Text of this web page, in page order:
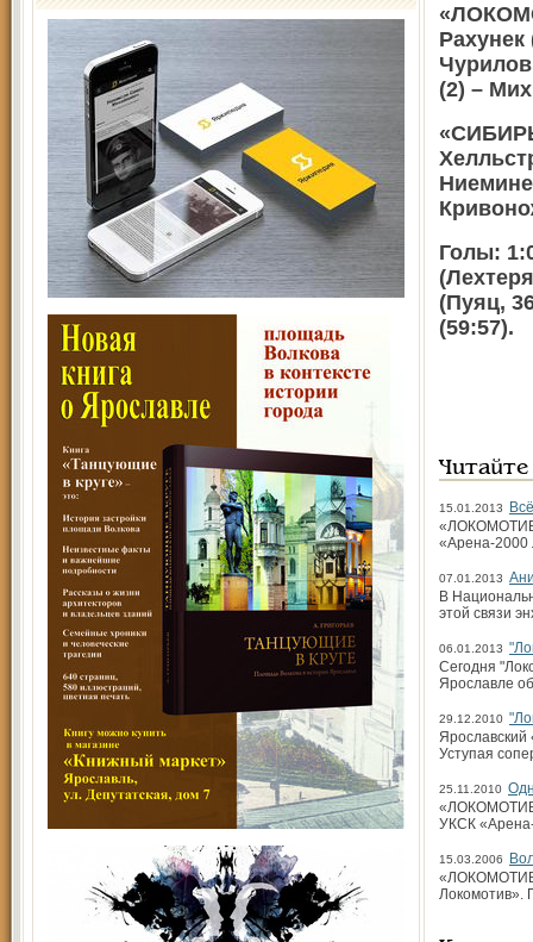
(2) –
Голы:
(Пуяц,
(59:57).
15.01.2013
«Арена-2000
07.01.2013
В
этой связи
06.01.2013
Сегодня
Ярославле
29.12.2010
Ярославский
Уступая
25.11.2010
УКСК
15.03.2006
Локомотив».